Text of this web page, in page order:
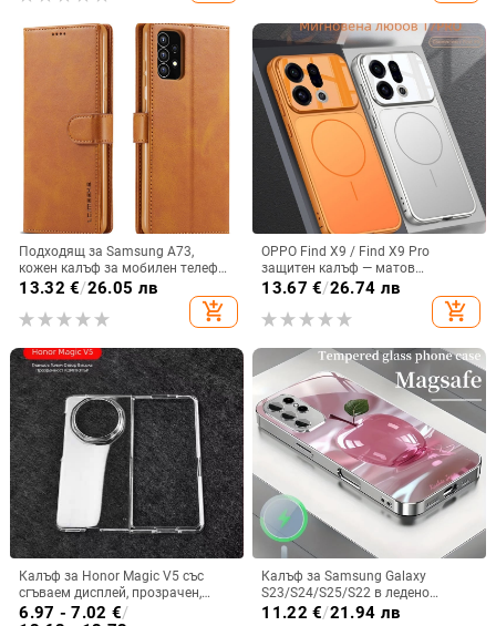
Подходящ за Samsung A73,
кожен калъф за мобилен телефон
A36/A16, калъф за мобилен
телефон A26/A56, флип калъф,
защитен калъф, невидима скоба.
13.32 €/26.05 лв
add_shopping_cart
OPPO Find X9 / Find X9 Pro
защитен калъф — матов
пластмасов, минималистичен
стил, против изпускане, магнитно
зареждане, възможност за
13.67 €/26.74 лв
add_shopping_cart
Калъф за Honor Magic V5 със
сгъваем дисплей, прозрачен,
лъскав, PC материал
6.97 - 7.02 €/
Калъф за Samsung Galaxy
S23/S24/S25/S22 в ледено
кристално розово със стъклена
11.22 €/21.94 лв